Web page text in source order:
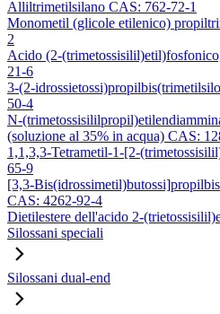
Alliltrimetilsilano CAS: 762-72-1
Monometil (glicole etilenico)
2
Acido (2-
21-6
3-(2-
50-4
N-
(soluzione al 35% in acqua) CAS:
1,1,3,3-Tetrametil-1-[2-
65-9
[3,3-
CAS: 4262-92-4
Dietilestere dell'acido 2-
Silossani speciali
Silossani dual-end